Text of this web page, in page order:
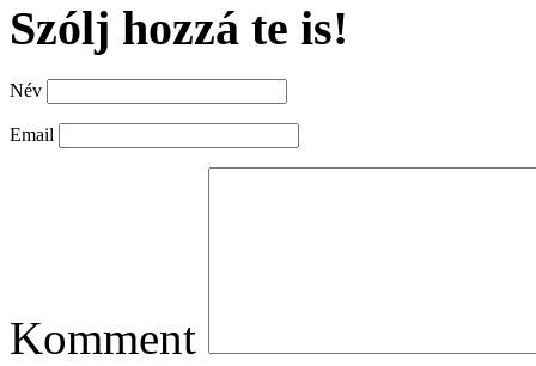
Szólj hozzá te is!
Név
Email
Komment